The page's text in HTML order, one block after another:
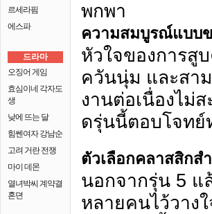
르세라핌
에스파
드라마
오징어 게임
효심이네 각자도
생
낮에 뜨는 달
힘쎈여자 강남순
고려 거란 전쟁
마이 데몬
열녀박씨 계약결
혼뎐
พกพา
ความสมบูรณ์แบบ
หัวใจของการสู
ควันนุ่ม และสา
งานต่อเนื่องไม่
ดรุ่นนี้ตอบโจทย์
ตัวเลือกคลาสสิกส
นอกจากรุ่น 5 แ
หลายคนไว้วาง